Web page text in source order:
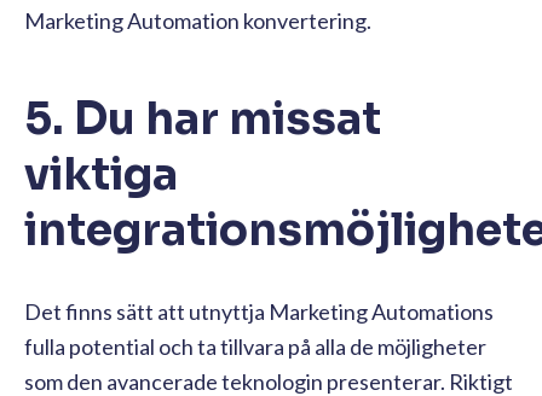
Marketing Automation konvertering.
5. Du har missat
viktiga
Det finns sätt att utnyttja Marketing Automations
fulla potential och ta tillvara på alla de möjligheter
som den avancerade teknologin presenterar. Riktigt